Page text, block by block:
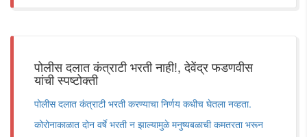
पोलीस दलात कंत्राटी भरती नाही!, देवेंद्र फडणवीस
यांची स्पष्टोक्ती
पोलीस दलात कंत्राटी भरती करण्याचा निर्णय कधीच घेतला नव्हता.
कोरोनाकाळात दोन वर्षे भरती न झाल्यामुळे मनुष्यबळाची कमतरता भरून